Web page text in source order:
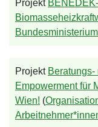
Projekt
Projekt
Empowerment für
Wien! (